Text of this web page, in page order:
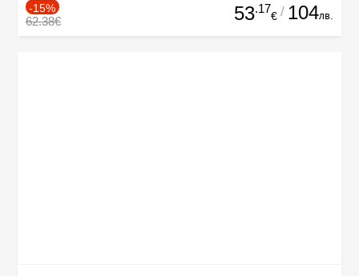
-15%
62.38€ 53.17
€ / 104лв.